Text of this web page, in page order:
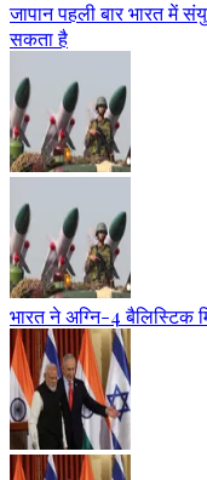
जापान पहली बार भारत में
सकता है
भारत ने अग्नि-4 बैलिस्टिक